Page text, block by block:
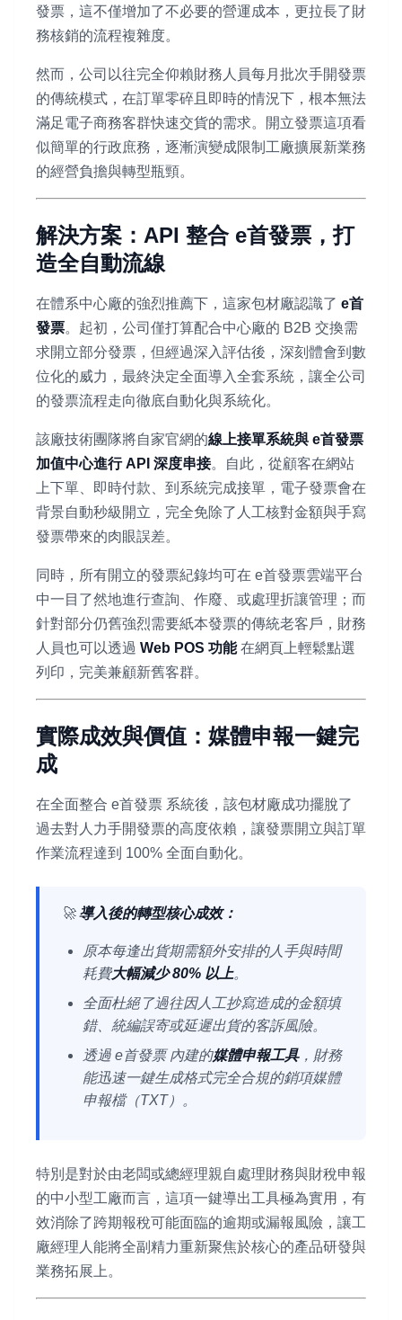
發票，這不僅增加了不必要的營運成本，更拉長了財
務核銷的流程複雜度。
然而，公司以往完全仰賴財務人員每月批次手開發票
的傳統模式，在訂單零碎且即時的情況下，根本無法
滿足電子商務客群快速交貨的需求。開立發票這項看
似簡單的行政庶務，逐漸演變成限制工廠擴展新業務
的經營負擔與轉型瓶頸。
解決方案：API 整合 e首發票，打
造全自動流線
在體系中心廠的強烈推薦下，這家包材廠認識了 e首
發票。起初，公司僅打算配合中心廠的 B2B 交換需
求開立部分發票，但經過深入評估後，深刻體會到數
位化的威力，最終決定全面導入全套系統，讓全公司
的發票流程走向徹底自動化與系統化。
該廠技術團隊將自家官網的線上接單系統與 e首發票
加值中心進行 API 深度串接。自此，從顧客在網站
上下單、即時付款、到系統完成接單，電子發票會在
背景自動秒級開立，完全免除了人工核對金額與手寫
發票帶來的肉眼誤差。
同時，所有開立的發票紀錄均可在 e首發票雲端平台
中一目了然地進行查詢、作廢、或處理折讓管理；而
針對部分仍舊強烈需要紙本發票的傳統老客戶，財務
人員也可以透過 Web POS 功能在網頁上輕鬆點選
列印，完美兼顧新舊客群。
實際成效與價值：媒體申報一鍵完
成
在全面整合 e首發票 系統後，該包材廠成功擺脫了
過去對人力手開發票的高度依賴，讓發票開立與訂單
作業流程達到 100% 全面自動化。
🚀導入後的轉型核心成效：
原本每逢出貨期需額外安排的人手與時間
耗費大幅減少 80% 以上。
全面杜絕了過往因人工抄寫造成的金額填
錯、統編誤寄或延遲出貨的客訴風險。
透過 e首發票 內建的媒體申報工具，財務
能迅速一鍵生成格式完全合規的銷項媒體
申報檔（TXT）。
特別是對於由老闆或總經理親自處理財務與財稅申報
的中小型工廠而言，這項一鍵導出工具極為實用，有
效消除了跨期報稅可能面臨的逾期或漏報風險，讓工
廠經理人能將全副精力重新聚焦於核心的產品研發與
業務拓展上。